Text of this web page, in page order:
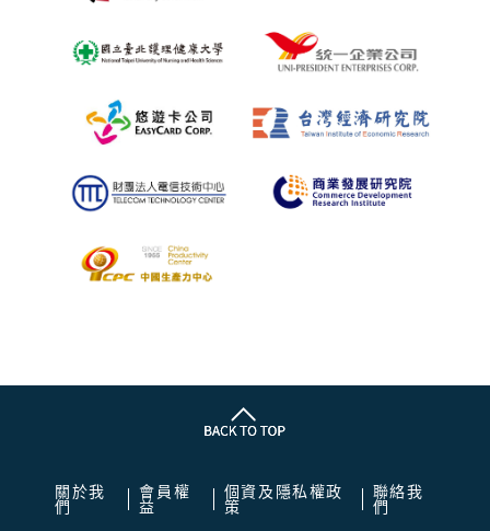
關於我
們
會員權
益
個資及隱私權政
策
聯絡我
們